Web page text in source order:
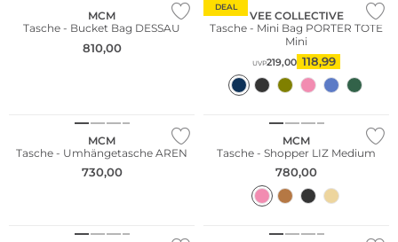
MCM
Tasche - Bucket Bag DESSAU
810,00
DEAL
VEE COLLECTIVE
Tasche - Mini Bag PORTER TOTE
Mini
UVP219,00 118,99
MCM
Tasche - Umhängetasche AREN
730,00
MCM
Tasche - Shopper LIZ Medium
780,00